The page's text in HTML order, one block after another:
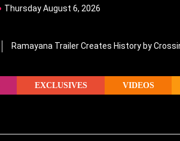
Thursday August 6, 2026
Ramayana Trailer Creates History by
EXCLUSIVES VIDEOS